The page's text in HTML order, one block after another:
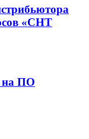
«CHT
на ПО